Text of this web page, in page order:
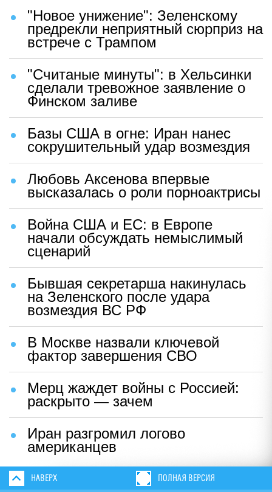
"Новое унижение": Зеленскому
предрекли неприятный сюрприз на
встрече с Трампом
"Считаные минуты": в Хельсинки
сделали тревожное заявление о
Финском заливе
Базы США в огне: Иран нанес
сокрушительный удар возмездия
Любовь Аксенова впервые
высказалась о роли порноактрисы
Война США и ЕС: в Европе
начали обсуждать немыслимый
сценарий
Бывшая секретарша накинулась
на Зеленского после удара
возмездия ВС РФ
В Москве назвали ключевой
фактор завершения СВО
Мерц жаждет войны с Россией:
раскрыто — зачем
Иран разгромил логово
американцев
НАВЕРХ ПОЛНАЯ ВЕРСИЯ